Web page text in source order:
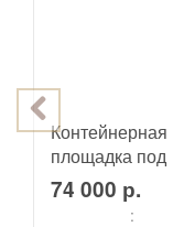
Контейнерная
площадка под
ТБО-18
74 000 р.
: